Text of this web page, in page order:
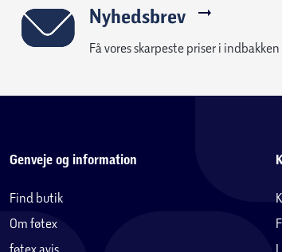
Nyhedsbrev
Få vores skarpeste priser i indbakken
Genveje og information
Find butik
Om føtex
føtex avis